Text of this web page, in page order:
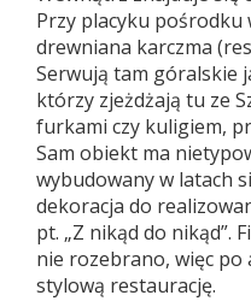
Przy placyku pośrodku
drewniana karczma
Serwują tam góralskie
którzy zjeżdżają tu ze
furkami czy kuligiem,
Sam obiekt ma
wybudowany w latach
dekoracja do
pt. „Z nikąd do nikąd”.
nie rozebrano, więc po
stylową restaurację.